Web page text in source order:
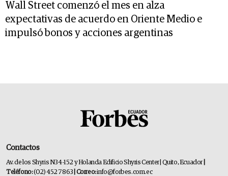
Wall Street comenzó el mes en alza
expectativas de acuerdo en Oriente Medio e
impulsó bonos y acciones argentinas
Contactos
Av. de los Shyris N34-152 y Holanda Edificio Shyris Center | Quito, Ecuador
Teléfono:(02) 452 7863 | Correo:info@forbes.com.ec